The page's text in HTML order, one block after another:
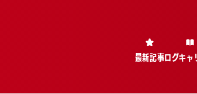
最新記事 ログキャ